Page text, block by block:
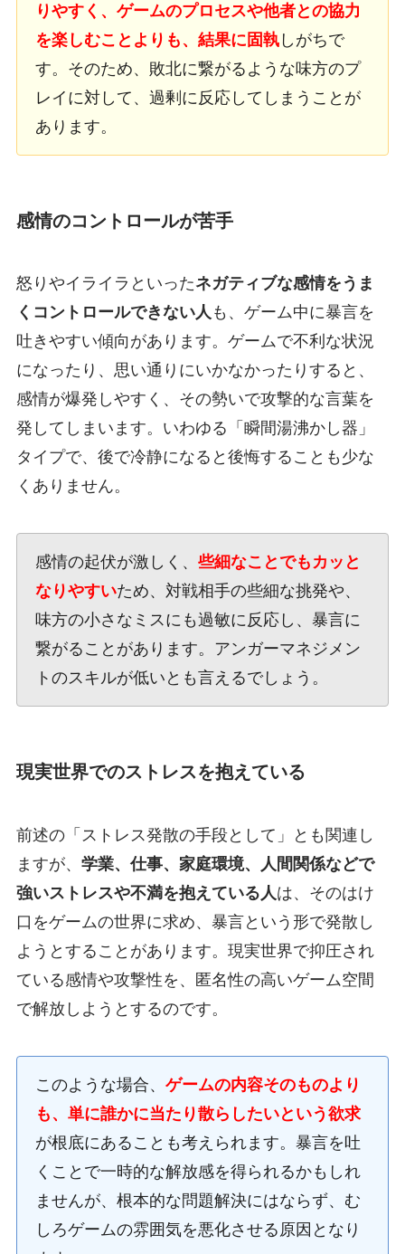
りやすく、ゲームのプロセスや他者との協力
を楽しむことよりも、結果に固執しがちで
す。そのため、敗北に繋がるような味方のプ
レイに対して、過剰に反応してしまうことが
あります。
感情のコントロールが苦手
怒りやイライラといったネガティブな感情をうま
くコントロールできない人 も、ゲーム中に暴言を
吐きやすい傾向があります。ゲームで不利な状況
になったり、思い通りにいかなかったりすると、
感情が爆発しやすく、その勢いで攻撃的な言葉を
発してしまいます。いわゆる「瞬間湯沸かし器」
タイプで、後で冷静になると後悔することも少な
くありません。
感情の起伏が激しく、 些細なことでもカッと
なりやすいため、対戦相手の些細な挑発や、
味方の小さなミスにも過敏に反応し、暴言に
繋がることがあります。アンガーマネジメン
トのスキルが低いとも言えるでしょう。
現実世界でのストレスを抱えている
前述の「ストレス発散の手段として」とも関連し
ますが、 学業、仕事、家庭環境、人間関係などで
強いストレスや不満を抱えている人 は、そのはけ
口をゲームの世界に求め、暴言という形で発散し
ようとすることがあります。現実世界で抑圧され
ている感情や攻撃性を、匿名性の高いゲーム空間
で解放しようとするのです。
このような場合、 ゲームの内容そのものより
も、単に誰かに当たり散らしたいという欲求
が根底にあることも考えられます。暴言を吐
くことで一時的な解放感を得られるかもしれ
ませんが、根本的な問題解決にはならず、む
しろゲームの雰囲気を悪化させる原因となり